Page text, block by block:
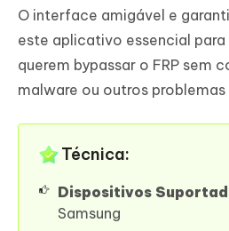
O interface amigável e
este aplicativo essencial para
querem bypassar o FRP sem
malware ou outros problemas
Técnica:
Dispositivos
Samsung